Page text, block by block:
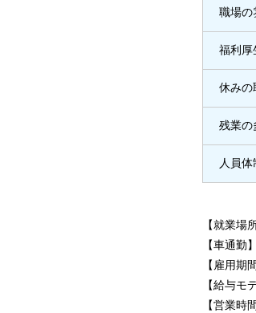
職場の
福利厚
休みの
残業の
人員体
【就業場
【車通勤
【雇用期
【給与モ
【営業